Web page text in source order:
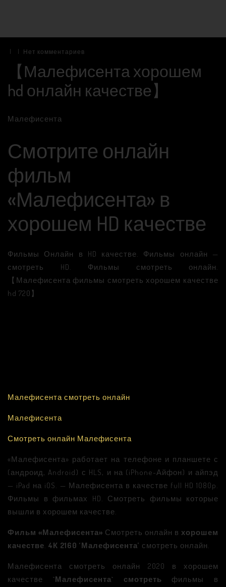
Нет комментариев
【Малефисента хорошем
hd онлайн качестве】
Малефисента
Смотрите онлайн
фильм
«Малефисента» в
хорошем HD качестве
Фильмы Онлайн в HD качестве. Фильмы онлайн —
смотреть HD. Фильмы смотреть онлайн.
【Малефисента фильмы смотреть хорошем качестве
hd 720】
Малефисента смотреть онлайн
Малефисента
Смотреть онлайн Малефисента
«Малефисента» работает на телефоне и планшете с
(андроид, Android) с HLS, и на (iPhone-Айфон) и айпэд
— iPad на iOS. — Малефисента в качестве full HD 1080p.
Фильмы в фильмах HD. Смотреть фильмы которые
вышли в хорошем качестве.
Фильм «Малефисента» Смотреть онлайн в хорошем
качестве. 4К 2160 ‘Малефисента’ смотреть онлайн.
Малефисента смотреть онлайн 2020 в хорошем
качестве `Малефисента` смотреть фильмы в